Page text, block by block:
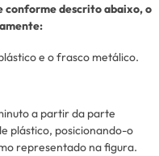
conforme descrito abaixo, o
e o frasco metálico.
a partir da parte
plástico, posicionando-o
representado na figura.